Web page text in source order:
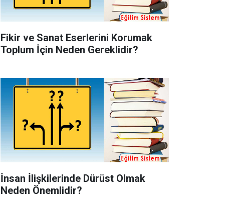
Fikir ve Sanat Eserlerini Korumak
Toplum İçin Neden Gereklidir?
İnsan İlişkilerinde Dürüst Olmak
Neden Önemlidir?